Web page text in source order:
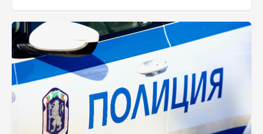
mejdu-teatar-v-silistra-i-teatar-v-sofia-e-ot-200-do-300